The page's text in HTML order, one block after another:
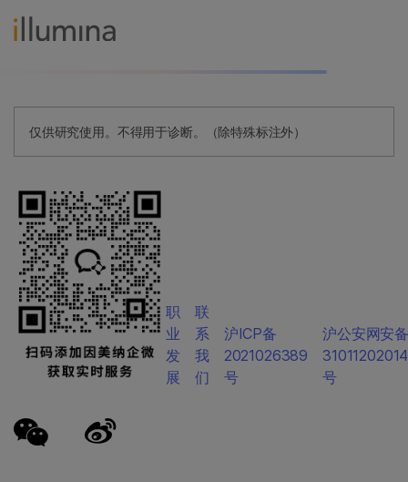
仅供研究使用。不得用于诊断。（除特殊标注外）
职
业
发
展
联
系
我
们
沪ICP备
2021026389
号
沪公安网安
号